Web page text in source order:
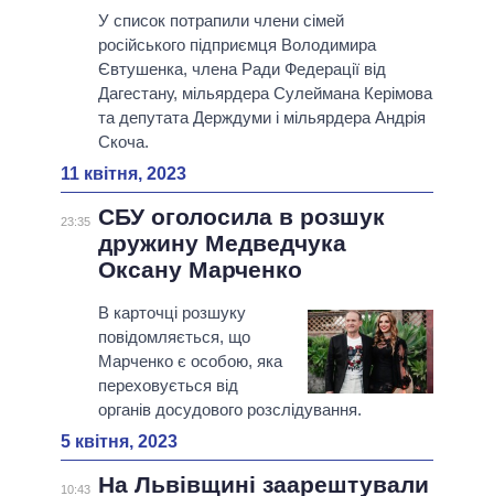
У список потрапили члени сімей
російського підприємця Володимира
Євтушенка, члена Ради Федерації від
Дагестану, мільярдера Сулеймана Керімова
та депутата Держдуми і мільярдера Андрія
Скоча.
11 квітня, 2023
23:35 СБУ оголосила в розшук
дружину Медведчука
Оксану Марченко
В карточці розшуку
повідомляється, що
Марченко є особою, яка
переховується від
органів досудового розслідування.
5 квітня, 2023
10:43 На Львівщині заарештували